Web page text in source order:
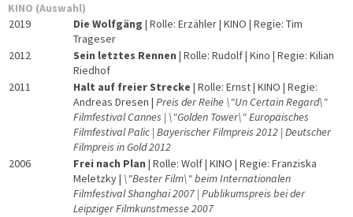
KINO (Auswahl)
2019
Die Wolfgäng | Rolle: Erzähler | KINO | Regie: Tim
Trageser
2012
Sein letztes Rennen | Rolle: Rudolf | Kino | Regie: Kilian
Riedhof
2011
Halt auf freier Strecke | Rolle: Ernst | KINO | Regie:
Andreas Dresen | Preis der Reihe \"Un Certain Regard\"
Filmfestival Cannes | \"Golden Tower\" Europäisches
Filmfestival Palic | Bayerischer Filmpreis 2012 | Deutscher
Filmpreis in Gold 2012
2006
Frei nach Plan | Rolle: Wolf | KINO | Regie: Franziska
Meletzky | \"Bester Film\" beim Internationalen
Filmfestival Shanghai 2007 | Publikumspreis bei der
Leipziger Filmkunstmesse 2007